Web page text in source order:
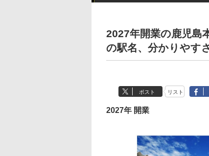
2027年開業の鹿児島
の駅名、分かりやす
ポスト リスト
2027年 開業